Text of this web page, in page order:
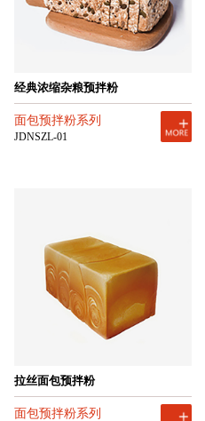
经典浓缩杂粮预拌粉
面包预拌粉系列
JDNSZL-01
拉丝面包预拌粉
面包预拌粉系列